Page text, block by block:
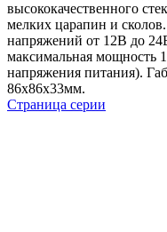
высококачественного
мелких царапин и
напряжений от 12В до
максимальная мощность
напряжения питания).
86х86х33мм.
Страница серии